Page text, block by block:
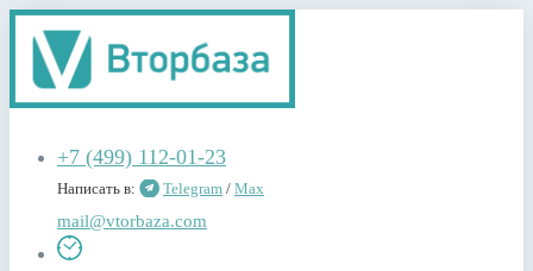
+7 (499) 112-01-23
Написать в: Telegram / Max
mail@vtorbaza.com